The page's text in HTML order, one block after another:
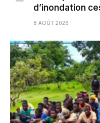
d’inondation
8 AOÛT 2026